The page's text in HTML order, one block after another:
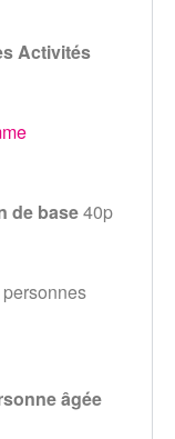
Activités
de base40p
âgée